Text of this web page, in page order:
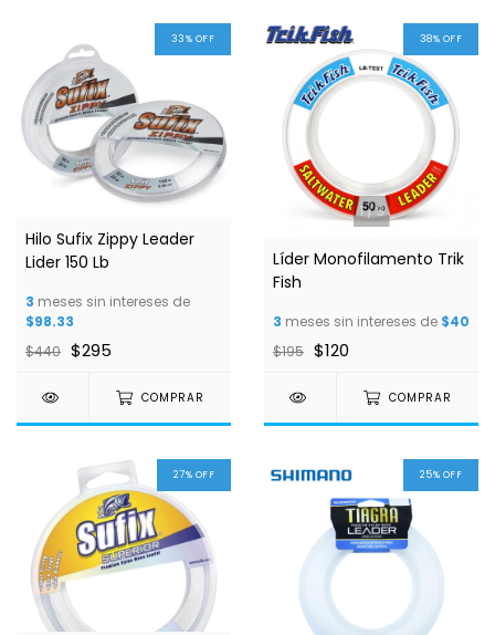
33% OFF
Hilo Sufix Zippy Leader
Lider 150 Lb
3 meses sin intereses de
$98.33
$440 $295
COMPRAR
1/3
38% OFF
Líder Monofilamento Trik
Fish
3 meses sin intereses de $40
$195 $120
COMPRAR
27% OFF 25% OFF